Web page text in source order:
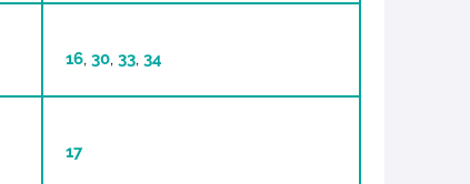
16,30,33,34
17